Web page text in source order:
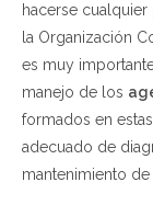
hacerse
la Organización
es muy
manejo de los
formados en
adecuado de
mantenimiento